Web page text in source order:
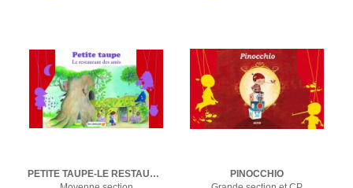
PETITE TAUPE-LE RESTAURANT DES AMIS
PINOCCHIO